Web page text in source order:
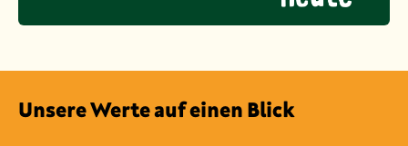
Unsere Werte auf einen Blick